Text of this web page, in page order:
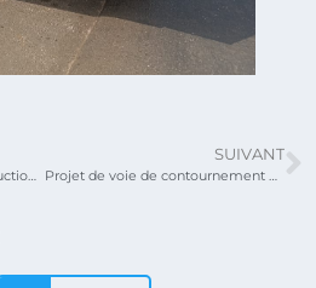
Visite de chantier de reconstruction du grand marché de Lomé par le nouveau Ministre des Travaux Publics et des Infrastructures, ce vendredi 13 septembre 2024.
SUIVANT
Projet de voie de contournement de Sokodé : Faure Gnassingbé a donné le premier coup de pioche à Sokodé, ce jeudi 16 janvier 2025